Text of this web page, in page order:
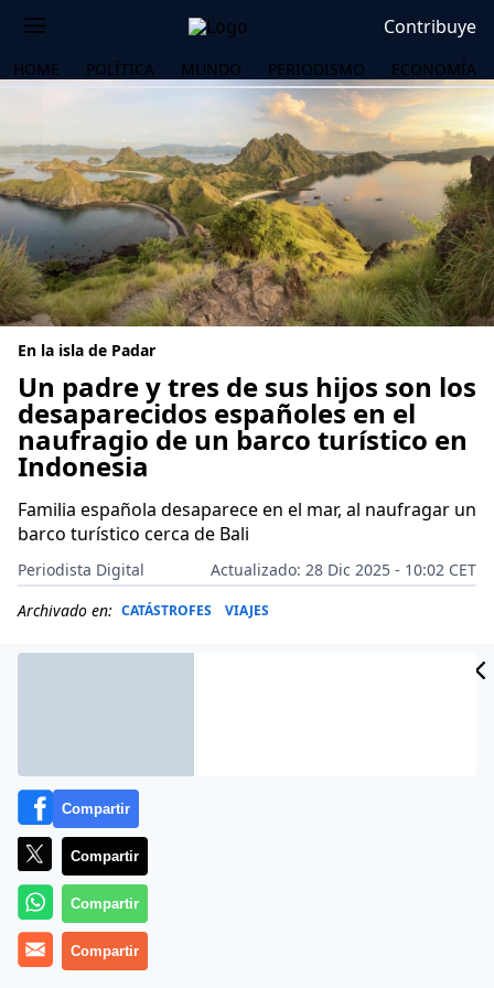
Contribuye
HOME POLÍTICA MUNDO PERIODISMO ECONOMÍA
En la isla de Padar
Un padre y tres de sus hijos son los
desaparecidos españoles en el
naufragio de un barco turístico en
Indonesia
Familia española desaparece en el mar, al naufragar un
barco turístico cerca de Bali
Periodista Digital
Actualizado: 28 Dic 2025 - 10:02 CET
Archivado en: CATÁSTROFES VIAJES
Más información
Compartir
Compartir
Compartir
Compartir